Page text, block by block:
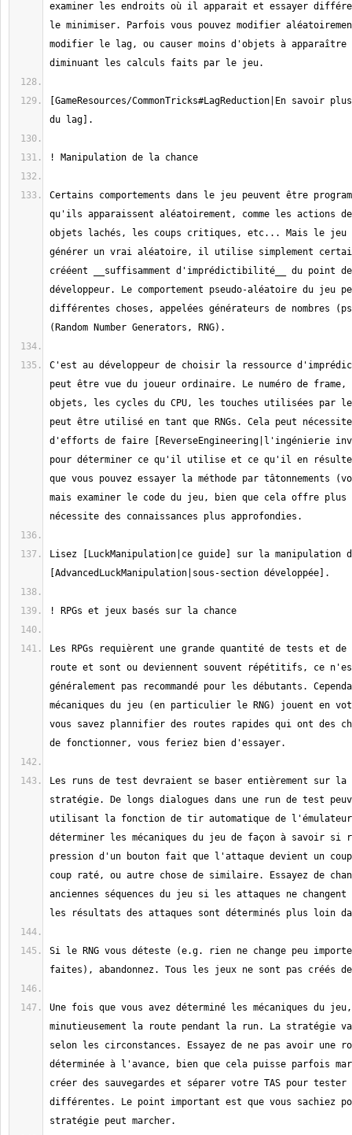
examiner les endroits où il apparait et essayer
le minimiser. Parfois vous pouvez modifier
modifier le lag, ou causer moins d'objets à
[GameResources/CommonTricks#LagReduction|En savoir
Certains comportements dans le jeu peuvent être
qu'ils apparaissent aléatoirement, comme les actions
objets lachés, les coups critiques, etc... Mais le jeu
générer un vrai aléatoire, il utilise simplement
crééent __suffisamment d'imprédictibilité__ du point
développeur. Le comportement pseudo-aléatoire du jeu
différentes choses, appelées générateurs de nombres
C'est au développeur de choisir la ressource
peut être vue du joueur ordinaire. Le numéro de
objets, les cycles du CPU, les touches utilisées par
peut être utilisé en tant que RNGs. Cela peut
d'efforts de faire [ReverseEngineering|l'ingénierie
pour déterminer ce qu'il utilise et ce qu'il en
que vous pouvez essayer la méthode par tâtonnements
mais examiner le code du jeu, bien que cela offre
Lisez [LuckManipulation|ce guide] sur la manipulation
Les RPGs requièrent une grande quantité de tests et
route et sont ou deviennent souvent répétitifs, ce
généralement pas recommandé pour les débutants.
mécaniques du jeu (en particulier le RNG) jouent en
vous savez plannifier des routes rapides qui ont des
Les runs de test devraient se baser entièrement sur
stratégie. De longs dialogues dans une run de test
utilisant la fonction de tir automatique de l'émulateur.
déterminer les mécaniques du jeu de façon à savoir si
pression d'un bouton fait que l'attaque devient un
coup raté, ou autre chose de similaire. Essayez de
anciennes séquences du jeu si les attaques ne
Si le RNG vous déteste (e.g. rien ne change peu
Une fois que vous avez déterminé les mécaniques du
minutieusement la route pendant la run. La stratégie
selon les circonstances. Essayez de ne pas avoir une
déterminée à l'avance, bien que cela puisse parfois
créer des sauvegardes et séparer votre TAS pour
différentes. Le point important est que vous sachiez